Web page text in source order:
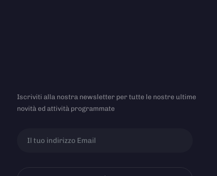
Iscriviti alla nostra newsletter per tutte le nostre ultime
novità ed attività programmate